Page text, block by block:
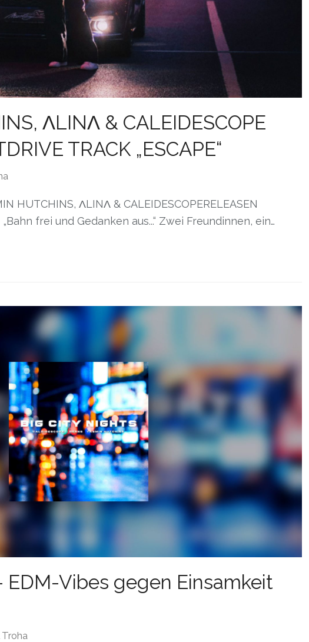
ΛLINΛ & CALEIDESCOPE
TRACK „ESCAPE“
HUTCHINS, ΛLINΛ & CALEIDESCOPERELEASEN
„Bahn frei und Gedanken aus...“ Zwei Freundinnen, ein…
EDM-Vibes gegen Einsamkeit
Troha